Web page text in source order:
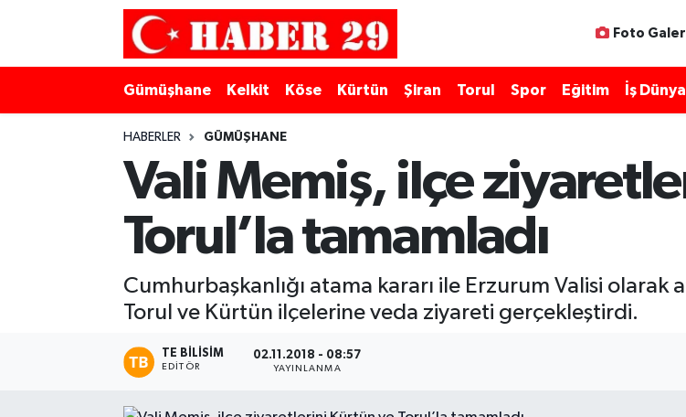
Foto
Gümüşhane Kelkit Köse Kürtün Şiran Torul Spor Eğitim İş
HABERLER GÜMÜŞHANE
Vali Memiş, ilçe
Torul’la tamamladı
Cumhurbaşkanlığı atama kararı ile Erzurum Valisi olarak
Torul ve Kürtün ilçelerine veda ziyareti gerçekleştirdi.
TE BILISIM
EDITÖR
02.11.2018 - 08:57
YAYINLANMA
Merkez Hava Durumu
Merkez Trafik Yoğunluk Haritası
Süper Lig Puan Durumu ve Fikstür
Son Dakika Haberleri
Haber Arşivi